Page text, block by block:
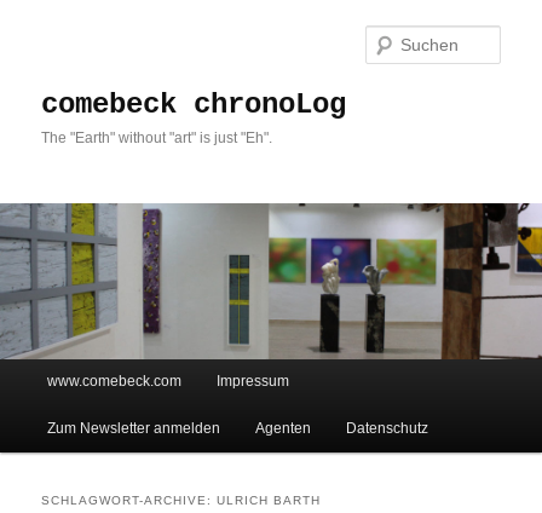
comebeck chronoLog
The "Earth" without "art" is just "Eh".
Zum Inhalt wechseln
Zum sekundären Inhalt wechseln
www.comebeck.com Impressum
Zum Newsletter anmelden Agenten Datenschutz
SCHLAGWORT-ARCHIVE:ULRICH BARTH